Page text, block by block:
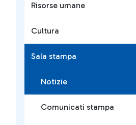
Risorse umane
Cultura
Sala stampa
Notizie
Comunicati stampa